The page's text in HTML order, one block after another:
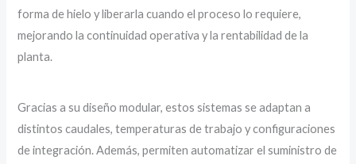
forma de hielo y liberarla cuando el proceso lo requiere,
mejorando la continuidad operativa y la rentabilidad de la
planta.
Gracias a su diseño modular, estos sistemas se adaptan a
distintos caudales, temperaturas de trabajo y configuraciones
de integración. Además, permiten automatizar el suministro de